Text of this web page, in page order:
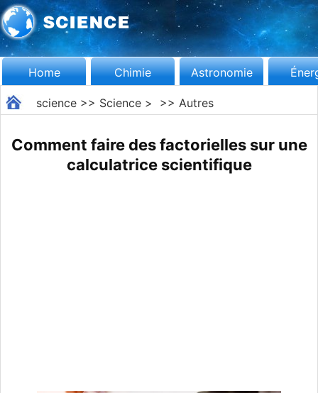
Home Chimie Astronomie
science>> Science> >> Autres
Comment faire des factorielles sur une
calculatrice scientifique